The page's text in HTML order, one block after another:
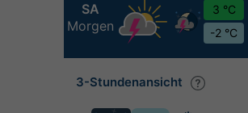
SA
Morgen
3 °C
-2 °C
3-Stundenansicht